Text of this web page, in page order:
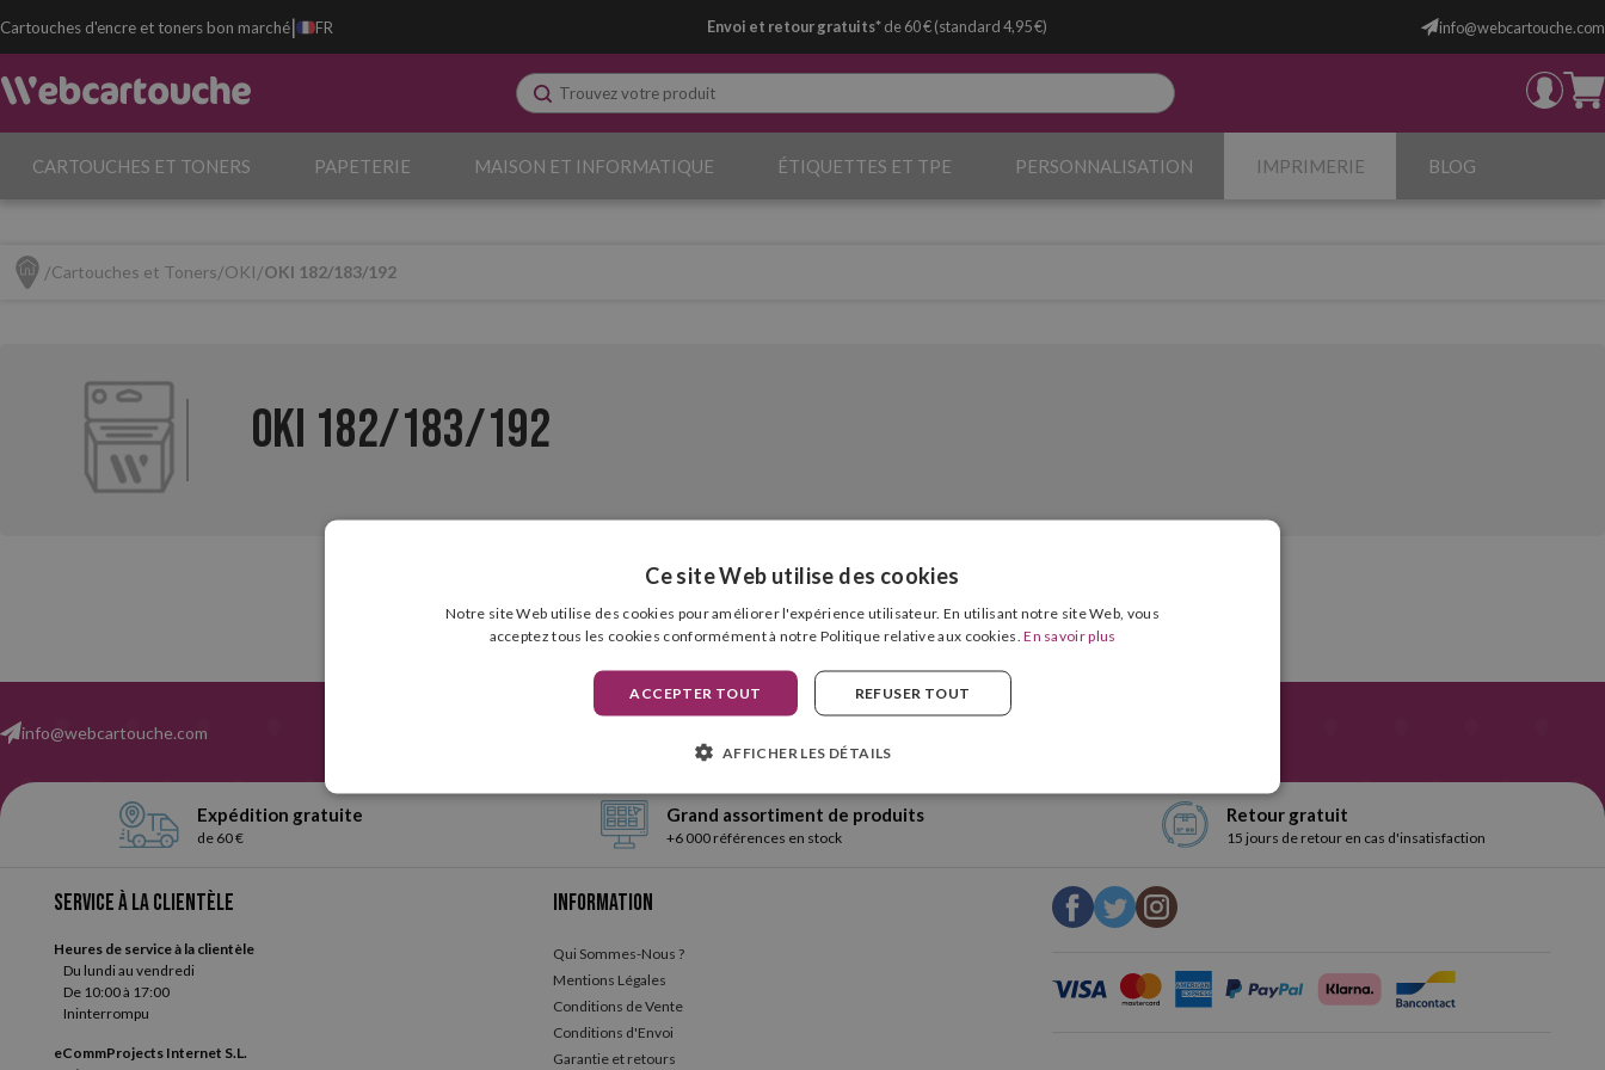
Cartouches d'encre et toners bon marché| FR Envoi et retour gratuits*de 60 € (standard 4,95 €) info@webcartouche.com
CARTOUCHES ET TONERS PAPETERIE MAISON ET INFORMATIQUE ÉTIQUETTES ET TPE PERSONNALISATION IMPRIMERIE BLOG
Cartouches et Toners OKI OKI 182/183/192
OKI 182/183/192
info@webcartouche.com
Expédition gratuite
de 60 €
Grand assortiment de produits
+6 000 références en stock
Retour gratuit
15 jours de retour en cas d'insatisfaction
Service à la clientèle
Heures de service à la clientèle
Du lundi au vendredi
De 10:00 à 17:00
Ininterrompu
eCommProjects Internet S.L.
Information
Qui Sommes-Nous ?
Mentions Légales
Conditions de Vente
Conditions d'Envoi
Garantie et retours
Ce site Web utilise des cookies
Notre site Web utilise des cookies pour améliorer l'expérience utilisateur. En utilisant notre site Web, vous
acceptez tous les cookies conformément à notre Politique relative aux cookies.En savoir plus
ACCEPTER TOUT REFUSER TOUT
AFFICHER LES DÉTAILS